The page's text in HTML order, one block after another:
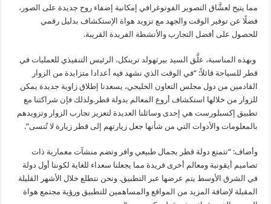
مما يتيح لعشَّاق التصوير الفوتوغرافي إمكانية إضفاء روح جديدة على الصور،
فضلًا عن توفير الوقت والجهد مع تزويد هواة الإستكشافبدليل رقمي
للحصول على أفضل التجارب والأنشطة الفريدة القريبة.
وبهذه المناسبة، علَّق السيد بيرثهولد ترينكل، الرئيس التنفيذي للعمليات في
قطر للسياحة قائلاً: “في الوقت الذي نشهد فيه أعدادا متزايدة من الزوار
القادمين من دول مجلس التعاون الخليجي، يسعدنا إطلاق زاوية جديدة يمكن
للزوار من خلالها استكشاف أروع المعالم بدولة قطر.ولذلك فإن شراكتنا مع
تطبيق إكسبلورست هي إحدى وسائلنا العديدة لتعزيز تجارب الزوار وتزويدهم
بالمعلومات والأدوات التي من شأنها جعل زيارتهم إلى قطر زيارة لا تُنسى”.
وأضاف: “تتمتع دولةقطر بجمال طبيعي وافر وتضم منشآت معمارية ذات
تصاميم أيقونية ومعالم أخرى فريدة مما يجعلنا سعداء للغاية لكوننا أول دولة
في الشرق الأوسط يتم عرضها عبر التطبيق. ونحن نتطلع خلال الأشهر القليلة
المقبلة لإضافة المزيد من المواقع والمساهمين للتطبيق ورؤية مجتمع هواة